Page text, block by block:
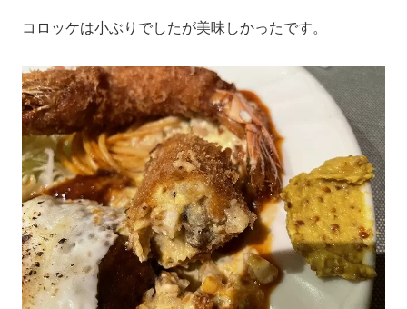
コロッケは小ぶりでしたが美味しかったです。